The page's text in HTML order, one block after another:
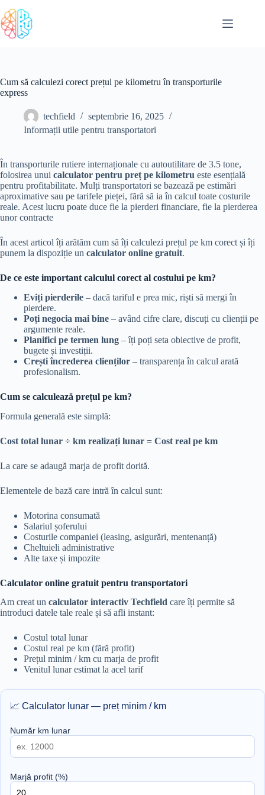
la
conținut
Cum să calculezi corect prețul pe kilometru în transporturile
express
techfield
septembrie 16, 2025
Informații utile pentru transportatori
În transporturile rutiere internaționale cu autoutilitare de 3.5 tone,
folosirea unui calculator pentru preț pe kilometru este esențială
pentru profitabilitate. Mulți transportatori se bazează pe estimări
aproximative sau pe tarifele pieței, fără să ia în calcul toate costurile
reale. Acest lucru poate duce fie la pierderi financiare, fie la pierderea
unor contracte
În acest articol îți arătăm cum să îți calculezi prețul pe km corect și îți
punem la dispoziție un calculator online gratuit.
De ce este important calculul corect al costului pe km?
Eviți pierderile – dacă tariful e prea mic, riști să mergi în
pierdere.
Poți negocia mai bine – având cifre clare, discuți cu clienții pe
argumente reale.
Planifici pe termen lung – îți poți seta obiective de profit,
bugete și investiții.
Crești încrederea clienților – transparența în calcul arată
profesionalism.
Cum se calculează prețul pe km?
Formula generală este simplă:
Cost total lunar ÷ km realizați lunar = Cost real pe km
La care se adaugă marja de profit dorită.
Elementele de bază care intră în calcul sunt:
Motorina consumată
Salariul șoferului
Costurile companiei (leasing, asigurări, mentenanță)
Cheltuieli administrative
Alte taxe și impozite
Calculator online gratuit pentru transportatori
Am creat un calculator interactiv Techfield care îți permite să
introduci datele tale reale și să afli instant:
Costul total lunar
Costul real pe km (fără profit)
Prețul minim / km cu marja de profit
Venitul lunar estimat la acel tarif
📈 Calculator lunar — preț minim / km
Număr km lunar
Marjă profit (%)